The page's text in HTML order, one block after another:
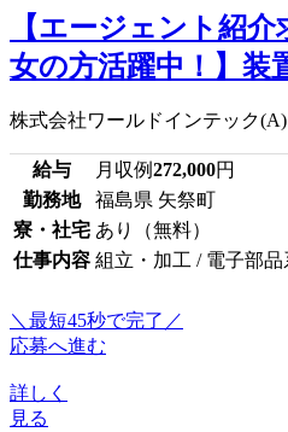
【エージェント紹介
女の方活躍中！】装
株式会社ワールドインテック(A)
給与 月収例272,000円
勤務地
福島県 矢祭町
寮・社宅 あり（無料）
仕事内容 組立・加工 / 電子部品
＼最短45秒で完了／
応募へ進む
詳しく
見る